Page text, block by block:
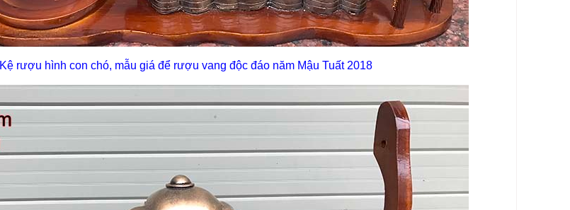
Kệ rượu hình con chó, mẫu giá để rượu vang độc đáo năm Mậu Tuất 2018